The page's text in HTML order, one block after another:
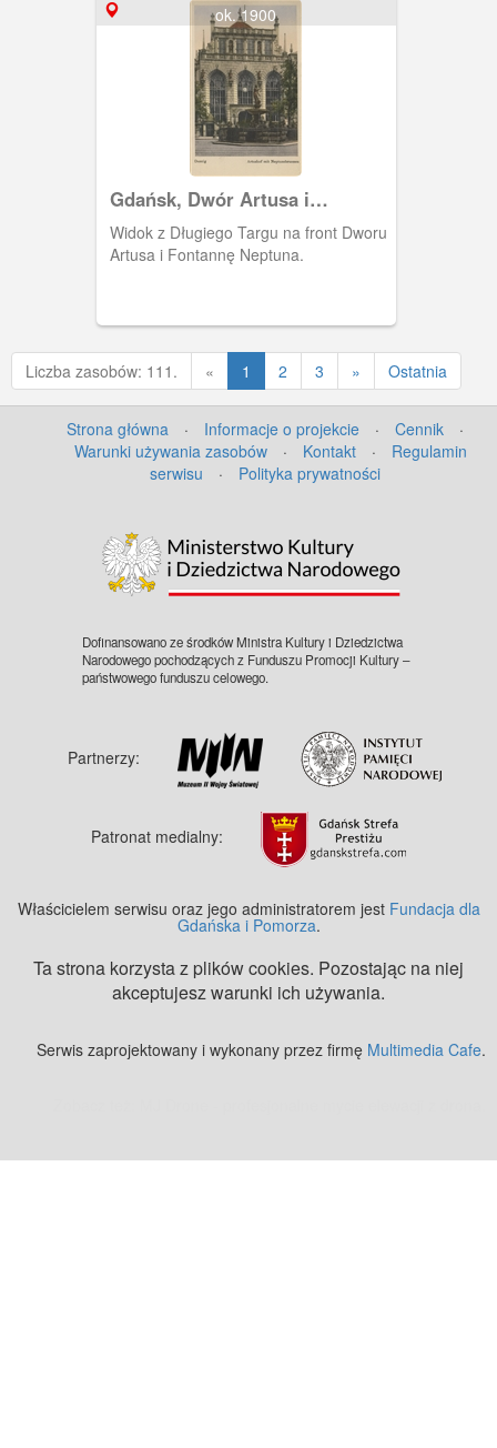
ok. 1900
Gdańsk, Dwór Artusa i
Fontanna Neptuna
Widok z Długiego Targu na front Dworu
Artusa i Fontannę Neptuna.
Liczba zasobów: 111. « Poprzednia
1 2 3 » Ostatnia
Strona główna · Informacje o projekcie · Cennik
·
Warunki używania zasobów
· Kontakt ·
Regulamin
serwisu
· Polityka prywatności
Dofinansowano ze środków Ministra Kultury i Dziedzictwa
Narodowego pochodzących z Funduszu Promocji Kultury –
państwowego funduszu celowego.
Partnerzy:
Patronat medialny:
Właścicielem serwisu oraz jego administratorem jest Fundacja dla
Gdańska i Pomorza.
Ta strona korzysta z plików cookies. Pozostając na niej
akceptujesz warunki ich używania.
Serwis zaprojektowany i wykonany przez firmę Multimedia Cafe.